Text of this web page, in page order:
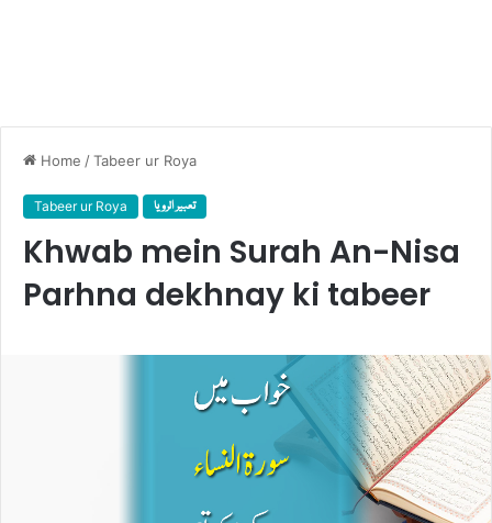
Home /Tabeer ur Roya
Tabeer ur Roya تعبیر الرویا
Khwab mein Surah An-Nisa
Parhna dekhnay ki tabeer